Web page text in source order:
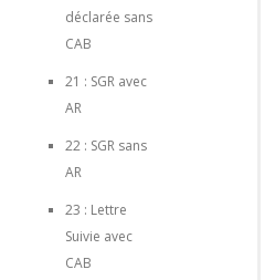
déclarée sans
CAB
21 : SGR avec
AR
22 : SGR sans
AR
23 : Lettre
Suivie avec
CAB